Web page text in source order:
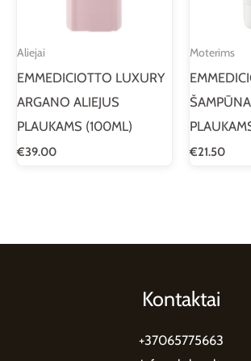
Aliejai
EMMEDICIOTTO LUXURY
ARGANO ALIEJUS
PLAUKAMS (100ML)
€39.00
Moterims
€21.50
Kontaktai
+37065775663